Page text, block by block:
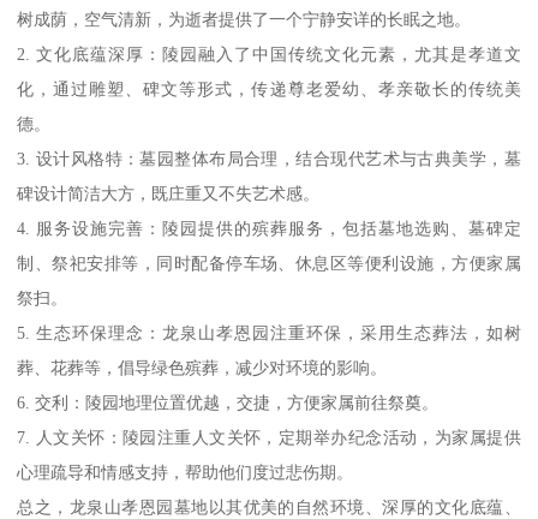
树成荫，空气清新，为逝者提供了一个宁静安详的长眠之地。
2. 文化底蕴深厚：陵园融入了中国传统文化元素，尤其是孝道文
化，通过雕塑、碑文等形式，传递尊老爱幼、孝亲敬长的传统美
德。
3. 设计风格特：墓园整体布局合理，结合现代艺术与古典美学，墓
碑设计简洁大方，既庄重又不失艺术感。
4. 服务设施完善：陵园提供的殡葬服务，包括墓地选购、墓碑定
制、祭祀安排等，同时配备停车场、休息区等便利设施，方便家属
祭扫。
5. 生态环保理念：龙泉山孝恩园注重环保，采用生态葬法，如树
葬、花葬等，倡导绿色殡葬，减少对环境的影响。
6. 交利：陵园地理位置优越，交捷，方便家属前往祭奠。
7. 人文关怀：陵园注重人文关怀，定期举办纪念活动，为家属提供
心理疏导和情感支持，帮助他们度过悲伤期。
总之，龙泉山孝恩园墓地以其优美的自然环境、深厚的文化底蕴、